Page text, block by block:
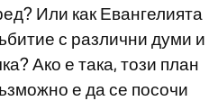
Или как Евангелията
с различни думи и
Ако е така, този план
е да се посочи